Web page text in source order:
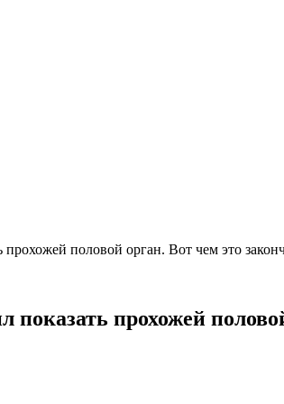
половой орган. Вот чем это
показать прохожей